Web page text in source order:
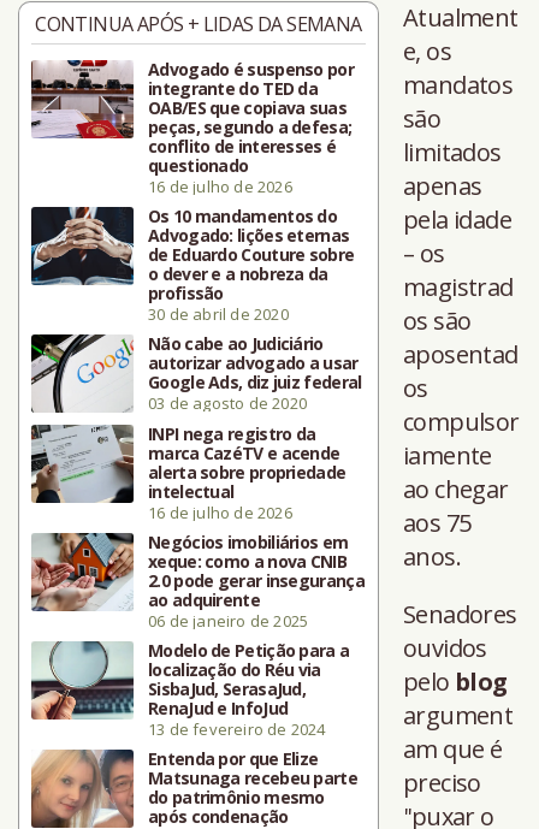
CONTINUA APÓS + LIDAS DA SEMANA
Advogado é suspenso por
integrante do TED da
OAB/ES que copiava suas
peças, segundo a defesa;
conflito de interesses é
questionado
16 de julho de 2026
Os 10 mandamentos do
Advogado: lições eternas
de Eduardo Couture sobre
o dever e a nobreza da
profissão
30 de abril de 2020
Não cabe ao Judiciário
autorizar advogado a usar
Google Ads, diz juiz federal
03 de agosto de 2020
INPI nega registro da
marca CazéTV e acende
alerta sobre propriedade
intelectual
16 de julho de 2026
Negócios imobiliários em
xeque: como a nova CNIB
2.0 pode gerar insegurança
ao adquirente
06 de janeiro de 2025
Modelo de Petição para a
localização do Réu via
SisbaJud, SerasaJud,
RenaJud e InfoJud
13 de fevereiro de 2024
Entenda por que Elize
Matsunaga recebeu parte
do patrimônio mesmo
após condenação
Atualment
e, os
mandatos
são
limitados
apenas
pela idade
– os
magistrad
os são
aposentad
os
compulsor
iamente
ao chegar
aos 75
anos.
Senadores
ouvidos
pelo blog
argument
am que é
preciso
''puxar o